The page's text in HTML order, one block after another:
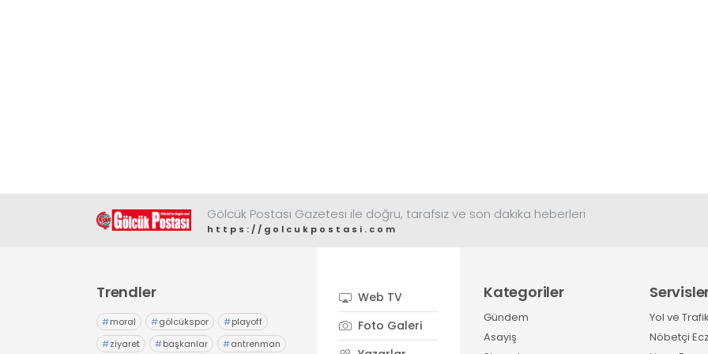
Gölcük Postası Gazetesi ile doğru, tarafsız ve son dakika heberleri
https://golcukpostasi.com
Trendler
#moral #gölcükspor #playoff
#ziyaret #başkanlar #antrenman
Web TV
Foto Galeri
Kategoriler
Gündem
Asayiş
Yol ve
Nöbetçi